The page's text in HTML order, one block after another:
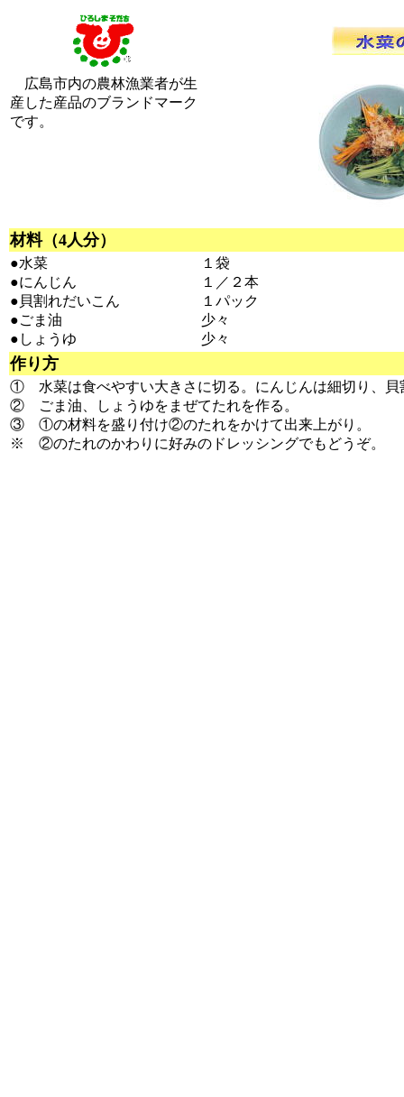
広島市内の農林漁業者が生
産した産品のブランドマーク
です。
材料（4人分）
●水菜
●にんじん
●貝割れだいこん
●ごま油
●しょうゆ
１袋
１／２本
１パック
少々
少々
作り方
① 水菜は食べやすい大きさに切る。にんじんは細切り、貝
② ごま油、しょうゆをまぜてたれを作る。
③ ①の材料を盛り付け②のたれをかけて出来上がり。
※ ②のたれのかわりに好みのドレッシングでもどうぞ。